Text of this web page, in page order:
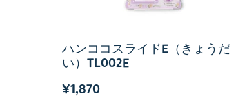
ハンココスライドE（きょうだ
い）TL002E
¥1,870